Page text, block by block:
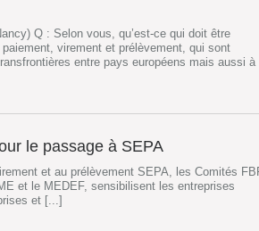
Q : Selon vous, qu’est-ce qui doit être
virement et prélèvement, qui sont
entre pays européens mais aussi à
le passage à SEPA
et au prélèvement SEPA, les Comités
et le MEDEF, sensibilisent les entreprises
et [...]